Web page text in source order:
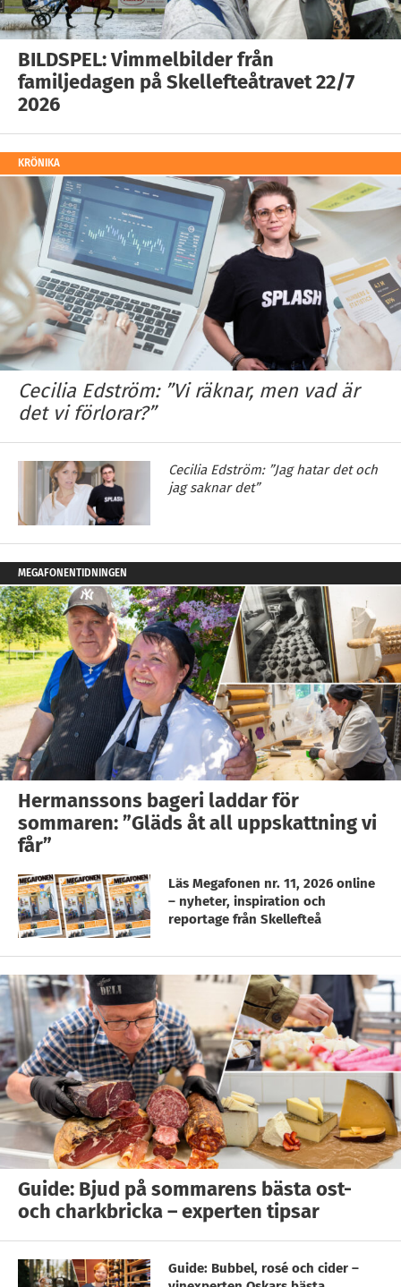
BILDSPEL: Vimmelbilder från
familjedagen på Skellefteåtravet 22/7
2026
KRÖNIKA
Cecilia Edström: ”Vi räknar, men vad är
det vi förlorar?”
Cecilia Edström: ”Jag hatar det och
jag saknar det”
MEGAFONENTIDNINGEN
Hermanssons bageri laddar för
sommaren: ”Gläds åt all uppskattning vi
får”
Läs Megafonen nr. 11, 2026 online
– nyheter, inspiration och
reportage från Skellefteå
Guide: Bjud på sommarens bästa ost-
och charkbricka – experten tipsar
Guide: Bubbel, rosé och cider –